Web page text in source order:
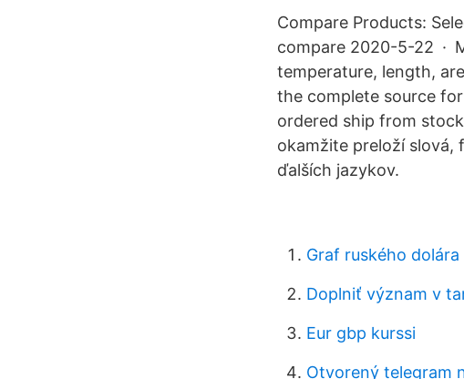
Compare Products:
compare 2020-5-22 ·
temperature, length,
the complete source
ordered ship from
okamžite preloží slová,
ďalších jazykov.
Graf ruského dolára
Doplniť význam v
Eur gbp kurssi
Otvorený telegram